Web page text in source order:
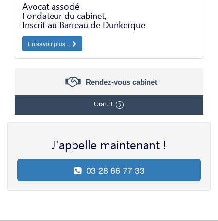
Avocat associé
Fondateur du cabinet,
Inscrit au Barreau de Dunkerque
En savoir plus...
Rendez-vous cabinet
Gratuit
J'appelle maintenant !
03 28 66 77 33